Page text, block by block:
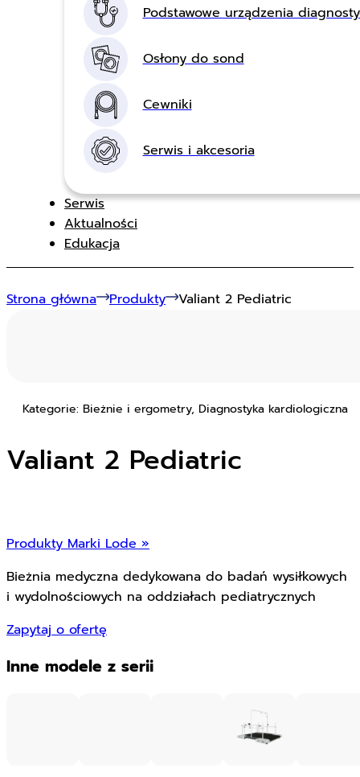
Podstawowe urządzenia
Osłony do sond
Cewniki
Serwis i akcesoria
Serwis
Aktualności
Edukacja
Strona główna Produkty Valiant 2 Pediatric
Kategorie: Bieżnie i ergometry, Diagnostyka kardiologiczna
Valiant 2 Pediatric
Produkty Marki Lode »
Bieżnia medyczna dedykowana do badań wysiłkowych
i wydolnościowych na oddziałach pediatrycznych
Zapytaj o ofertę
Inne modele z serii